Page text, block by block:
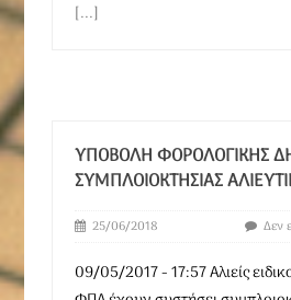
[...]
ΥΠΟΒΟΛΉ ΦΟΡΟΛΟΓΙΚΉΣ
ΣΥΜΠΛΟΙΟΚΤΗΣΊΑΣ
25/06/2018 Δεν
09/05/2017 - 17:57 Αλιείς